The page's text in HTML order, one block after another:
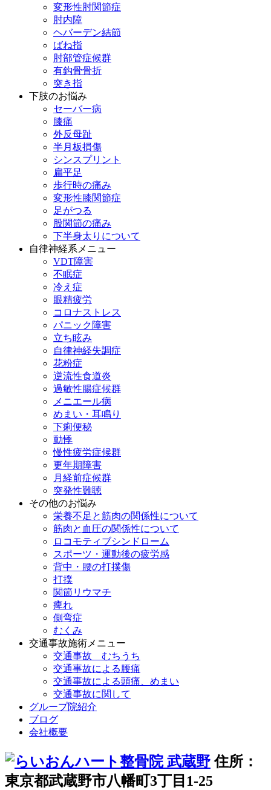
変形性肘関節症
肘内障
ヘバーデン結節
ばね指
肘部管症候群
有鈎骨骨折
突き指
下肢のお悩み
セーバー病
膝痛
外反母趾
半月板損傷
シンスプリント
扁平足
歩行時の痛み
変形性膝関節症
足がつる
股関節の痛み
下半身太りについて
自律神経系メニュー
VDT障害
不眠症
冷え症
眼精疲労
コロナストレス
パニック障害
立ち眩み
自律神経失調症
花粉症
逆流性食道炎
過敏性腸症候群
メニエール病
めまい・耳鳴り
下痢便秘
動悸
慢性疲労症候群
更年期障害
月経前症候群
突発性難聴
その他のお悩み
栄養不足と筋肉の関係性について
筋肉と血圧の関係性について
ロコモティブシンドローム
スポーツ・運動後の疲労感
背中・腰の打撲傷
打撲
関節リウマチ
痺れ
側弯症
むくみ
交通事故施術メニュー
交通事故 むちうち
交通事故による腰痛
交通事故による頭痛、めまい
交通事故に関して
グループ院紹介
ブログ
会社概要
住所：
東京都武蔵野市八幡町3丁目1-25